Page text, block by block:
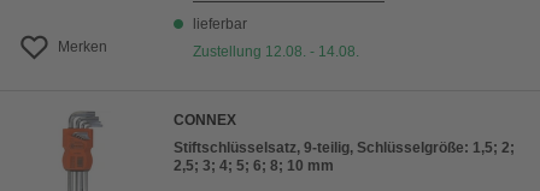
Merken
lieferbar
Zustellung 12.08. - 14.08.
CONNEX
Stiftschlüsselsatz, 9-teilig, Schlüsselgröße: 1,5; 2;
2,5; 3; 4; 5; 6; 8; 10 mm